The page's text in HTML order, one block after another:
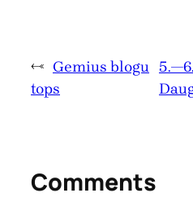
← Gemius blogu
tops
Comments